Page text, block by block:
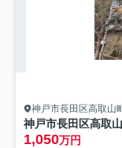
神戸市長田区高取山
神戸市長田区高取
1,050万円